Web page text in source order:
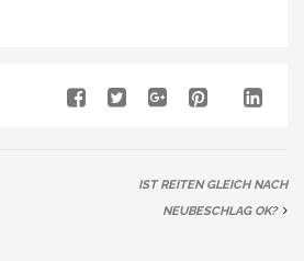
IST REITEN GLEICH NACH
NEUBESCHLAG OK?